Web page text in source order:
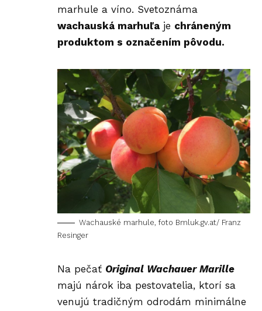
marhule a víno. Svetoznáma
wachauská marhuľa je chráneným
produktom s označením pôvodu.
Wachauské marhule, foto Bmluk.gv.at/ Franz
Resinger
Na pečať Original Wachauer Marille
majú nárok iba pestovatelia, ktorí sa
venujú tradičným odrodám minimálne